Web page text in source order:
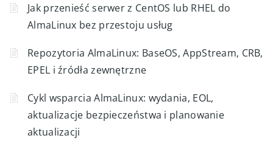
Jak przenieść serwer z CentOS lub RHEL do
AlmaLinux bez przestoju usług
Repozytoria AlmaLinux: BaseOS, AppStream, CRB,
EPEL i źródła zewnętrzne
Cykl wsparcia AlmaLinux: wydania, EOL,
aktualizacje bezpieczeństwa i planowanie
aktualizacji